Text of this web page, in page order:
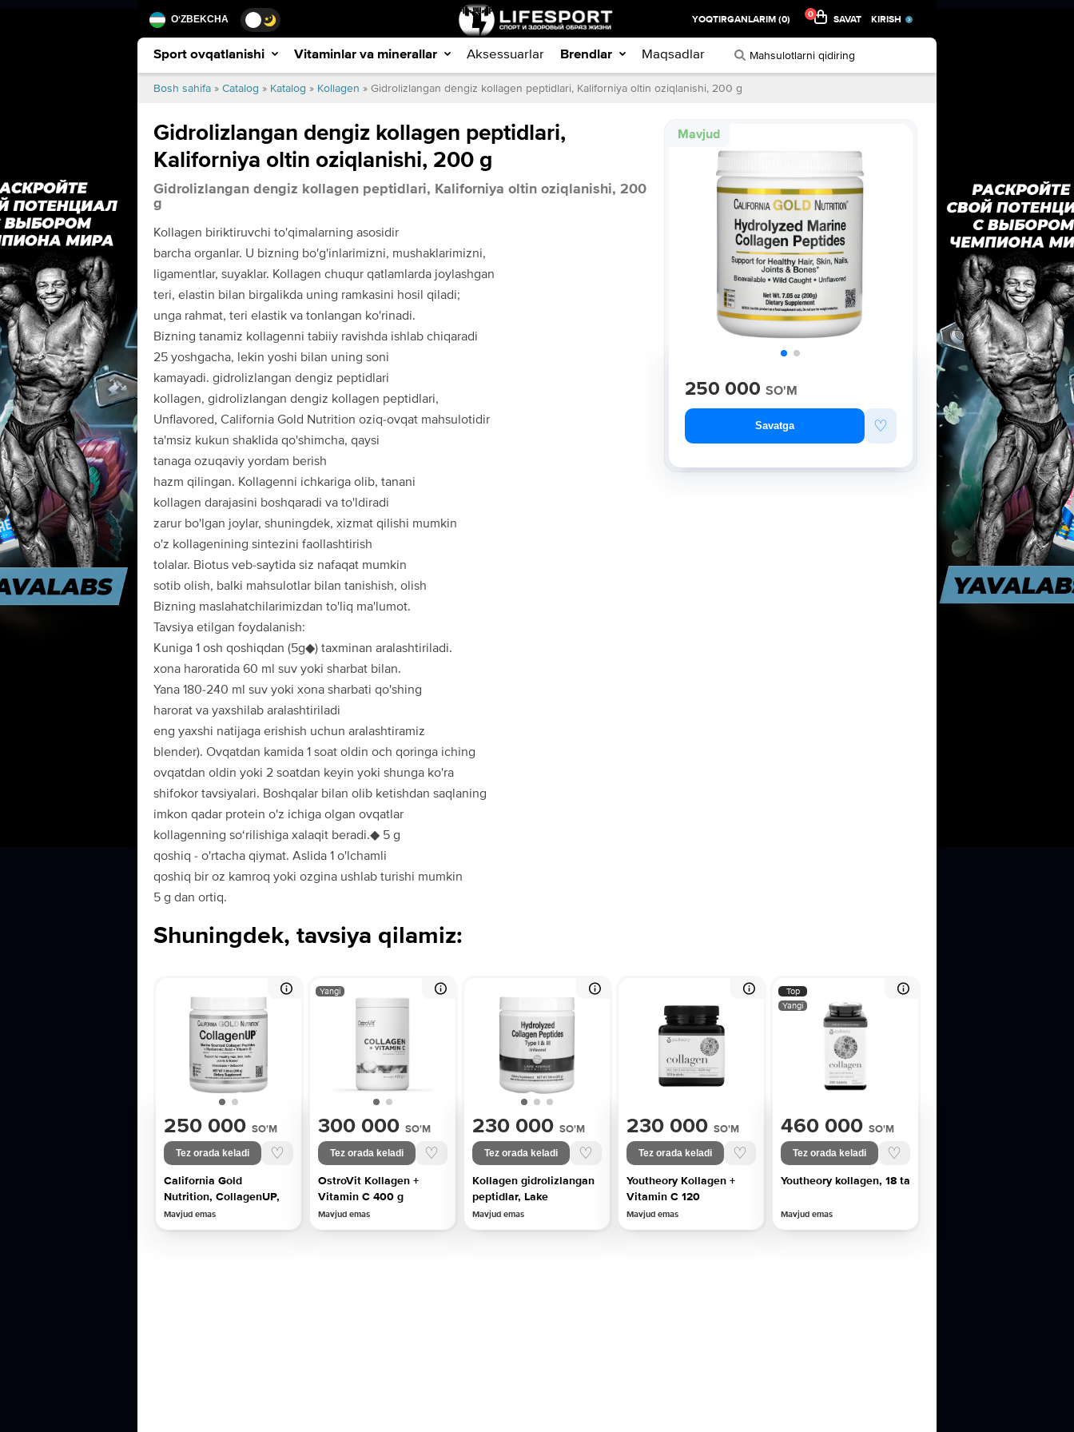
ОʻZBEKCHA YOQTIRGANLARIM (0) 0 SAVAT KIRISH
Sport ovqatlanishi Vitaminlar va minerallar Aksessuarlar Brendlar Maqsadlar
Bosh sahifa » Catalog » Katalog » Kollagen » Gidrolizlangan dengiz kollagen peptidlari, Kaliforniya oltin oziqlanishi, 200 g
Gidrolizlangan dengiz kollagen peptidlari,
Kaliforniya oltin oziqlanishi, 200 g
Gidrolizlangan dengiz kollagen peptidlari, Kaliforniya oltin oziqlanishi, 200
g
Kollagen biriktiruvchi to'qimalarning asosidir
barcha organlar. U bizning bo'g'inlarimizni, mushaklarimizni,
ligamentlar, suyaklar. Kollagen chuqur qatlamlarda joylashgan
teri, elastin bilan birgalikda uning ramkasini hosil qiladi;
unga rahmat, teri elastik va tonlangan ko'rinadi.
Bizning tanamiz kollagenni tabiiy ravishda ishlab chiqaradi
25 yoshgacha, lekin yoshi bilan uning soni
kamayadi. gidrolizlangan dengiz peptidlari
kollagen, gidrolizlangan dengiz kollagen peptidlari,
Unflavored, California Gold Nutrition oziq-ovqat mahsulotidir
ta'msiz kukun shaklida qo'shimcha, qaysi
tanaga ozuqaviy yordam berish
hazm qilingan. Kollagenni ichkariga olib, tanani
kollagen darajasini boshqaradi va to'ldiradi
zarur bo'lgan joylar, shuningdek, xizmat qilishi mumkin
o'z kollagenining sintezini faollashtirish
tolalar. Biotus veb-saytida siz nafaqat mumkin
sotib olish, balki mahsulotlar bilan tanishish, olish
Bizning maslahatchilarimizdan to'liq ma'lumot.
Tavsiya etilgan foydalanish:
Kuniga 1 osh qoshiqdan (5g◆) taxminan aralashtiriladi.
xona haroratida 60 ml suv yoki sharbat bilan.
Yana 180-240 ml suv yoki xona sharbati qo'shing
harorat va yaxshilab aralashtiriladi
eng yaxshi natijaga erishish uchun aralashtiramiz
blender). Ovqatdan kamida 1 soat oldin och qoringa iching
ovqatdan oldin yoki 2 soatdan keyin yoki shunga ko'ra
shifokor tavsiyalari. Boshqalar bilan olib ketishdan saqlaning
imkon qadar protein o'z ichiga olgan ovqatlar
kollagenning so‘rilishiga xalaqit beradi.◆ 5 g
qoshiq - o'rtacha qiymat. Aslida 1 o'lchamli
qoshiq bir oz kamroq yoki ozgina ushlab turishi mumkin
5 g dan ortiq.
Mavjud
250 000 SO'M
Savatga ♡
Shuningdek, tavsiya qilamiz:
250 000 SO'M
Tez orada keladi ♡
California Gold
Nutrition, CollagenUP,
Mavjud emas
Yangi
300 000 SO'M
Tez orada keladi ♡
OstroVit Kollagen +
Vitamin C 400 g
Mavjud emas
230 000 SO'M
Tez orada keladi ♡
Kollagen gidrolizlangan
peptidlar, Lake
Mavjud emas
230 000 SO'M
Tez orada keladi ♡
Youtheory Kollagen +
Vitamin C 120
Mavjud emas
Top
Yangi
460 000 SO'M
Tez orada keladi ♡
Youtheory kollagen, 18 ta
Mavjud emas